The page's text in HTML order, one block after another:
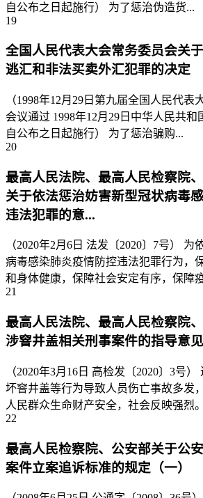
自公布之日起施行） 为了惩治伪造货...
19
全国人民代表大会常务委员会关
逃汇和非法买卖外汇犯罪的决定
（1998年12月29日第九届全国人民代表
会议通过 1998年12月29日中华人民共和
自公布之日起施行） 为了惩治骗购...
20
最高人民法院、最高人民检察院
关于依法惩治妨害新型冠状病毒
违法犯罪的意...
（2020年2月6日 法发〔2020〕7号）
病毒感染肺炎疫情防控违法犯罪行为，
和身体健康，保障社会安定有序，保障
21
最高人民法院、最高人民检察院
涉窨井盖相关刑事案件的指导意见
（2020年3月16日 高检发〔2020〕3号
坏窨井盖等行为导致人员伤亡事故多发
人民群众生命财产安全，社会反映强烈
22
最高人民检察院、公安部关于公
案件立案追诉标准的规定（一）